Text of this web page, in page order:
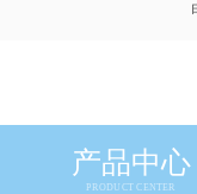
产品中心
PRODUCT CENTER